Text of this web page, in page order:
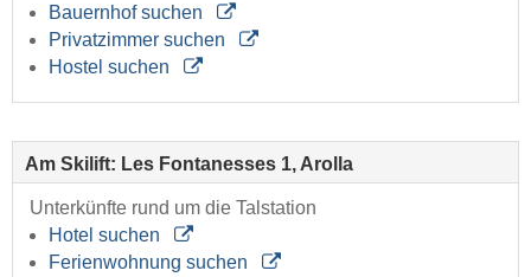
Bauernhof suchen
Privatzimmer suchen
Hostel suchen
Am Skilift: Les Fontanesses 1, Arolla
Unterkünfte rund um die Talstation
Hotel suchen
Ferienwohnung suchen